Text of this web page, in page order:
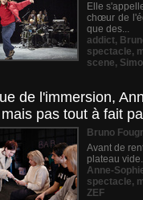
Elle
chœur de
que des...
addict,
spectacle,
scene,
de l'immersion,
pas tout à fait
Bruno
Avant de
plateau
Anne-
spectacle,
ZEF